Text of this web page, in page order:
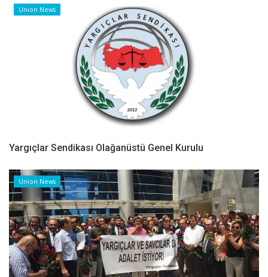
Union News
Yargıçlar Sendikası Olağanüstü Genel Kurulu
Union News